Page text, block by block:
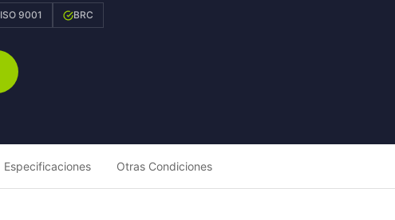
ISO 9001 BRC
Especificaciones Otras Condiciones